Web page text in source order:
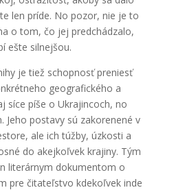
len príde. No pozor, nie je to
o tom, čo jej predchádzalo,
ešte silnejšou.
je tiež schopnosť preniesť
geografického a
síce píše o Ukrajincoch, no
Jeho postavy sú zakorenené v
ale ich túžby, úzkosti a
do akejkoľvek krajiny. Tým
literárnym dokumentom o
pre čitateľstvo kdekoľvek inde